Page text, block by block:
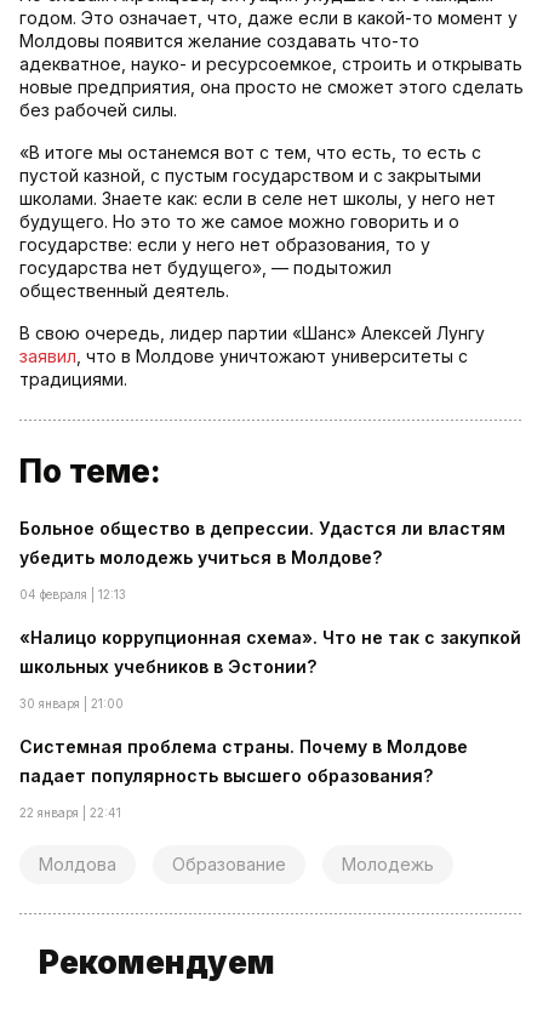
годом. Это означает, что, даже если в какой-то момент у
Молдовы появится желание создавать что-то
адекватное, науко- и ресурсоемкое, строить и открывать
новые предприятия, она просто не сможет этого сделать
без рабочей силы.
«В итоге мы останемся вот с тем, что есть, то есть с
пустой казной, с пустым государством и с закрытыми
школами. Знаете как: если в селе нет школы, у него нет
будущего. Но это то же самое можно говорить и о
государстве: если у него нет образования, то у
государства нет будущего», — подытожил
общественный деятель.
В свою очередь, лидер партии «Шанс» Алексей Лунгу
заявил , что в Молдове уничтожают университеты с
традициями.
По теме:
Больное общество в депрессии. Удастся ли властям
убедить молодежь учиться в Молдове?
04 февраля | 12:13
«Налицо коррупционная схема». Что не так с закупкой
школьных учебников в Эстонии?
30 января | 21:00
Системная проблема страны. Почему в Молдове
падает популярность высшего образования?
22 января | 22:41
Молдова Образование Молодежь
Рекомендуем